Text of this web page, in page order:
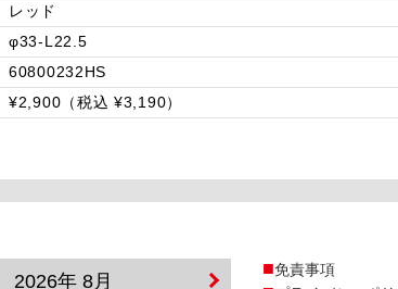
レッド
φ33-L22.5
60800232HS
¥2,900（税込 ¥3,190）
2026年 8月
免責事項